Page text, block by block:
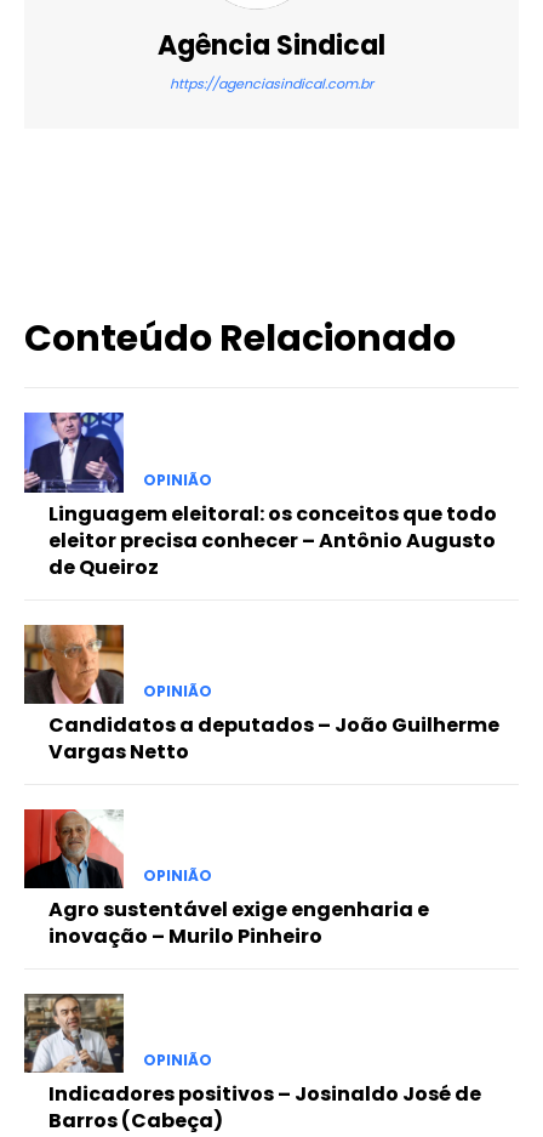
Agência Sindical
https://agenciasindical.com.br
Conteúdo Relacionado
OPINIÃO
Linguagem eleitoral: os conceitos que todo
eleitor precisa conhecer – Antônio Augusto
de Queiroz
OPINIÃO
Candidatos a deputados – João Guilherme
Vargas Netto
OPINIÃO
Agro sustentável exige engenharia e
inovação – Murilo Pinheiro
OPINIÃO
Indicadores positivos – Josinaldo José de
Barros (Cabeça)